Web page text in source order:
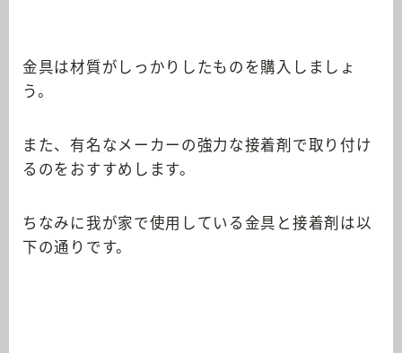
金具は材質がしっかりしたものを購入しましょ
う。
また、有名なメーカーの強力な接着剤で取り付け
るのをおすすめします。
ちなみに我が家で使用している金具と接着剤は以
下の通りです。